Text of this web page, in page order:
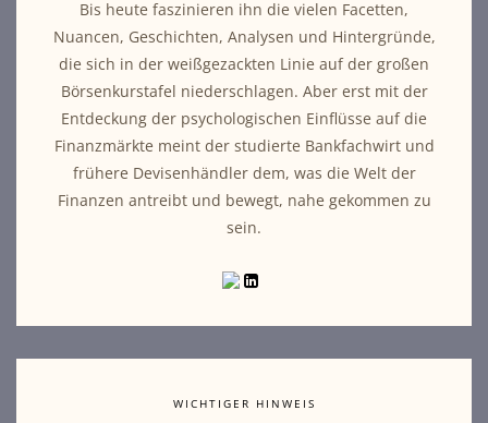
Bis heute faszinieren ihn die vielen Facetten,
Nuancen, Geschichten, Analysen und Hintergründe,
die sich in der weißgezackten Linie auf der großen
Börsenkurstafel niederschlagen. Aber erst mit der
Entdeckung der psychologischen Einflüsse auf die
Finanzmärkte meint der studierte Bankfachwirt und
frühere Devisenhändler dem, was die Welt der
Finanzen antreibt und bewegt, nahe gekommen zu
sein.
WICHTIGER HINWEIS